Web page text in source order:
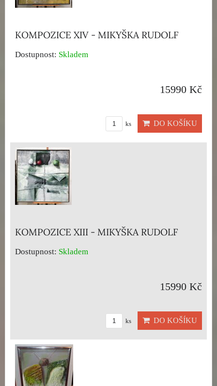
KOMPOZICE XIV - MIKYŠKA RUDOLF
Dostupnost: Skladem
15990 Kč
ks DO KOŠÍKU
KOMPOZICE XIII - MIKYŠKA RUDOLF
Dostupnost: Skladem
15990 Kč
ks DO KOŠÍKU